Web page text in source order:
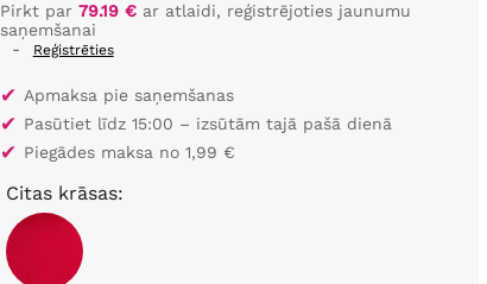
Pirkt par 79.19 €ar atlaidi, reģistrējoties jaunumu
saņemšanai
-
Reģistrēties
✔ Apmaksa pie saņemšanas
✔ Pasūtiet līdz 15:00 – izsūtām tajā pašā dienā
✔ Piegādes maksa no 1,99 €
Citas krāsas: